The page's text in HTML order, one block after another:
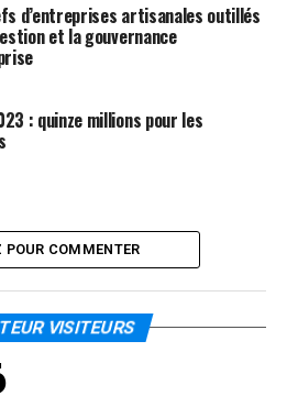
d’entreprises artisanales outillés
et la gouvernance
: quinze millions pour les
POUR COMMENTER
VISITEURS